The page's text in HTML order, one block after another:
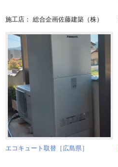
施工店： 総合企画佐藤建築（株）
エコキュート取替［広島県］